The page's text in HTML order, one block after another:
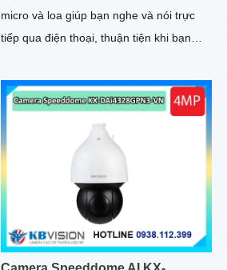
micro và loa giúp bạn nghe và nói trực
tiếp qua điện thoại, thuận tiện khi bạn
với khách hoặc cảnh báo người lạ. Kết
hợp với khả năng lưu trữ thẻ nhớ và xem
lại nhanh chóng, đây thực sự là giải pháp
giám sát thông minh, gọn nhẹ mà vô